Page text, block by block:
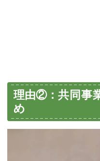
理由②： 共同事
め